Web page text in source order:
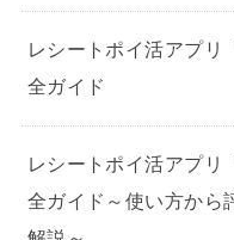
レシートポイ活アプリ
全ガイド
レシートポイ活アプリ
全ガイド～使い方から